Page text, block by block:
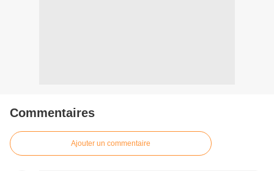
Commentaires
Ajouter un commentaire